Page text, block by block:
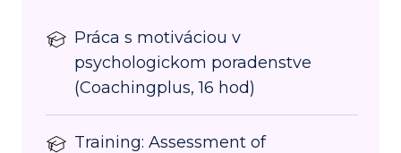
Práca s motiváciou v
psychologickom poradenstve
(Coachingplus, 16 hod)
Training: Assessment of